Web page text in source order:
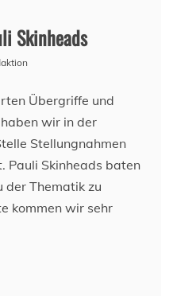
Skinheads
Übergriffe und
wir in der
Stellungnahmen
Pauli Skinheads baten
der Thematik zu
kommen wir sehr